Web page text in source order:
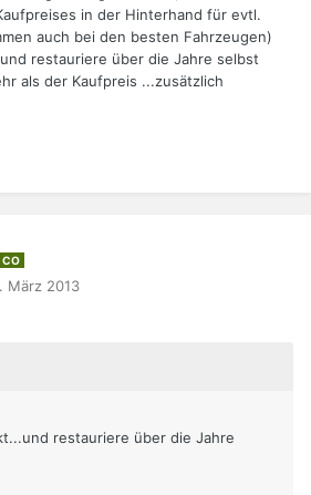
in der Hinterhand für evtl.
auch bei den besten Fahrzeugen)
restauriere über die Jahre selbst
als der Kaufpreis ...zusätzlich
CO
März 2013
restauriere über die Jahre